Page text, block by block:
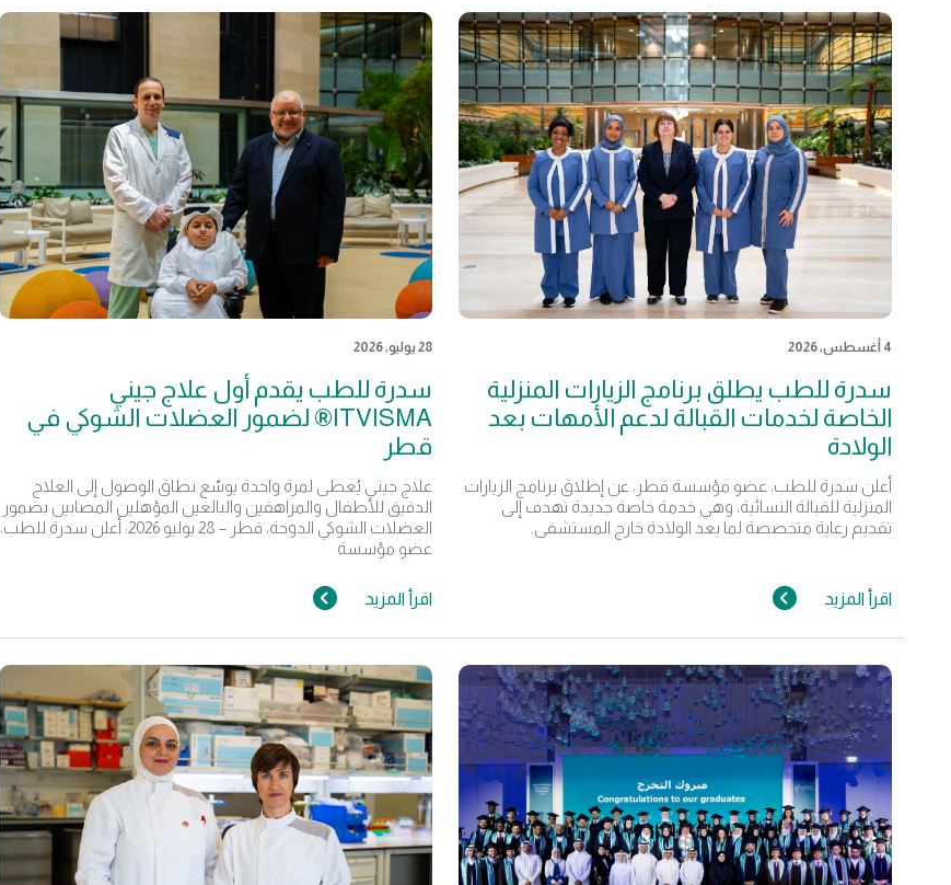
4 أغسطس, 2026
سدرة للطب يطلق برنامج الزيارات المنزلية
الخاصة لخدمات القبالة لدعم الأمهات بعد
الولادة
أعلن سدرة للطب، عضو مؤسسة قطر، عن إطلاق برنامج الزيارات
المنزلية للقبالة النسائية، وهي خدمة خاصة جديدة تهدف إلى
تقديم رعاية متخصصة لما بعد الولادة خارج المستشفى.
اقرأ المزيد
28 يوليو, 2026
سدرة للطب يقدم أول علاج جيني
ITVISMA® لضمور العضلات الشوكي في
قطر
علاج جيني يُعطى لمرة واحدة يوسّع نطاق الوصول إلى العلاج
الدقيق للأطفال والمراهقين والبالغين المؤهلين المصابين بضمور
العضلات الشوكي الدوحة، قطر – 28 يوليو 2026: أعلن سدرة للطب،
عضو مؤسسة
اقرأ المزيد